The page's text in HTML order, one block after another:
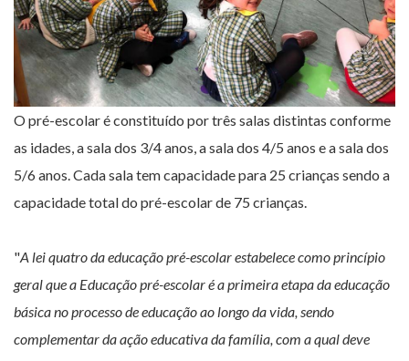
O pré-escolar é constituído por três salas distintas conforme
as idades, a sala dos 3/4 anos, a sala dos 4/5 anos e a sala dos
5/6 anos. Cada sala tem capacidade para 25 crianças sendo a
capacidade total do pré-escolar de 75 crianças.
"A lei quatro da educação pré-escolar estabelece como princípio
geral que a Educação pré-escolar é a primeira etapa da educação
básica no processo de educação ao longo da vida, sendo
complementar da ação educativa da família, com a qual deve